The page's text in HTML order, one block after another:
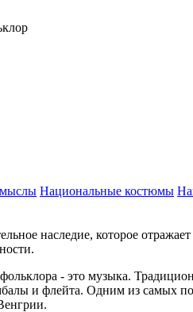
Национальные костюмы
наследие, которое
- это музыка.
и флейта. Одним из самых